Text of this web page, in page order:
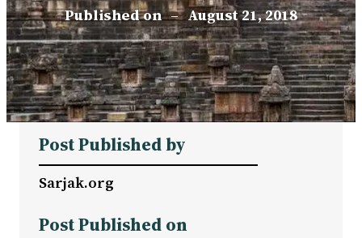
Published on – August 21, 2018
Post Published by
Sarjak.org
Post Published on